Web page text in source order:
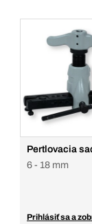
Pertlovacia
6 - 18 mm
Prihlásiť sa a